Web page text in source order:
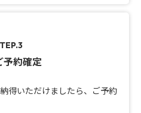
予約確定
得いただけましたら、ご予約